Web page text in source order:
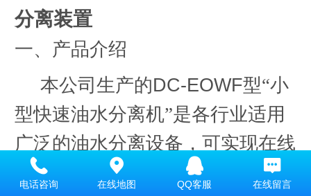
分离装置
一、产品介绍
本公司生产的DC-EOWF型“小
型快速油水分离机”是各行业适用
广泛的油水分离设备，可实现在线
运行的油水分离的装置。其基本的
电话咨询 在线地图 QQ客服 在线留言